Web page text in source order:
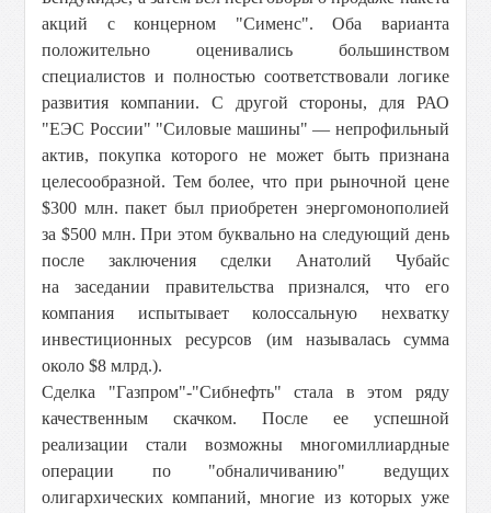
акций с концерном "Сименс". Оба варианта
положительно оценивались большинством
специалистов и полностью соответствовали логике
развития компании. С другой стороны, для РАО
"ЕЭС России" "Силовые машины" — непрофильный
актив, покупка которого не может быть признана
целесообразной. Тем более, что при рыночной цене
$300 млн. пакет был приобретен энергомонополией
за $500 млн. При этом буквально на следующий день
после заключения сделки Анатолий Чубайс
на заседании правительства признался, что его
компания испытывает колоссальную нехватку
инвестиционных ресурсов (им называлась сумма
около $8 млрд.).
Сделка "Газпром"-"Сибнефть" стала в этом ряду
качественным скачком. После ее успешной
реализации стали возможны многомиллиардные
операции по "обналичиванию" ведущих
олигархических компаний, многие из которых уже